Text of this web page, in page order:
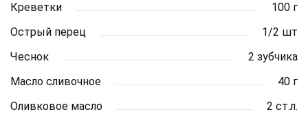
Креветки
100 г
Острый перец
1/2 шт
Чеснок
2 зубчика
Масло сливочное
40 г
Оливковое масло
2 ст.л.